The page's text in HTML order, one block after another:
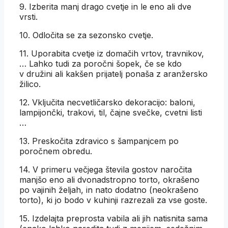
9. Izberita manj drago cvetje in le eno ali dve
vrsti.
10. Odločita se za sezonsko cvetje.
11. Uporabita cvetje iz domačih vrtov, travnikov,
… Lahko tudi za poročni šopek, če se kdo
v družini ali kakšen prijatelj ponaša z aranžersko
žilico.
12. Vključita necvetličarsko dekoracijo: baloni,
lampijončki, trakovi, til, čajne svečke, cvetni listi
…
13. Preskočita zdravico s šampanjcem po
poročnem obredu.
14. V primeru večjega števila gostov naročita
manjšo eno ali dvonadstropno torto, okrašeno
po vajinih željah, in nato dodatno (neokrašeno
torto), ki jo bodo v kuhinji razrezali za vse goste.
15. Izdelajta preprosta vabila ali jih natisnita sama